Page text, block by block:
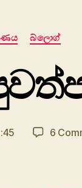
බ්ලොග්
6